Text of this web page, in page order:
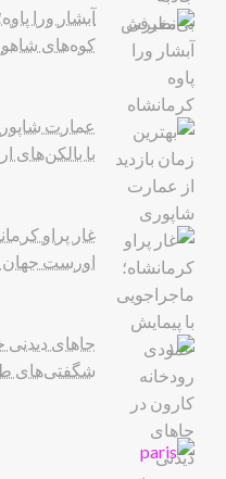
آبشار ورا
کوه‌های شاهو
عمارت
با بالکن‌های
غار پراو
اورست جهان
جاهای دیدنی
شگفتی‌های